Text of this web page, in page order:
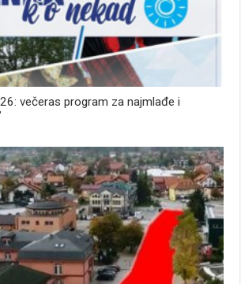
večeras program za najmlađe i